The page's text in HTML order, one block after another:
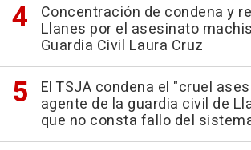
Concentración de condena y
Llanes por el asesinato
Guardia Civil Laura Cruz
El TSJA condena el "cruel
agente de la guardia civil de
que no consta fallo del